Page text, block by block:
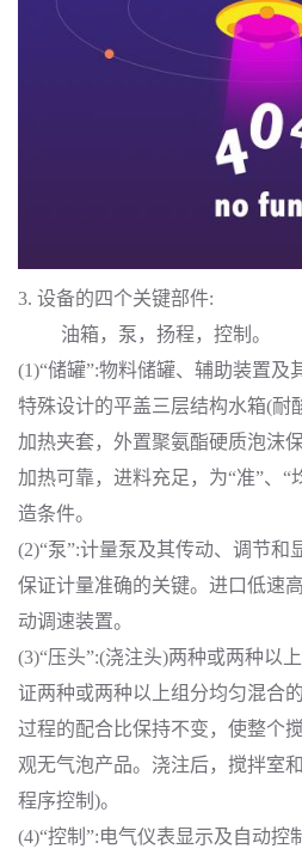
3. 设备的四个关键部件:
油箱，泵，扬程，控制。
(1)“储罐”:物料储罐、辅助装置及
特殊设计的平盖三层结构水箱(耐
加热夹套，外置聚氨酯硬质泡沫
加热可靠，进料充足，为“准”、“
造条件。
(2)“泵”:计量泵及其传动、调节和
保证计量准确的关键。进口低速
动调速装置。
(3)“压头”:(浇注头)两种或两种以
证两种或两种以上组分均匀混合
过程的配合比保持不变，使整个
观无气泡产品。浇注后，搅拌室
程序控制)。
(4)“控制”:电气仪表显示及自动控